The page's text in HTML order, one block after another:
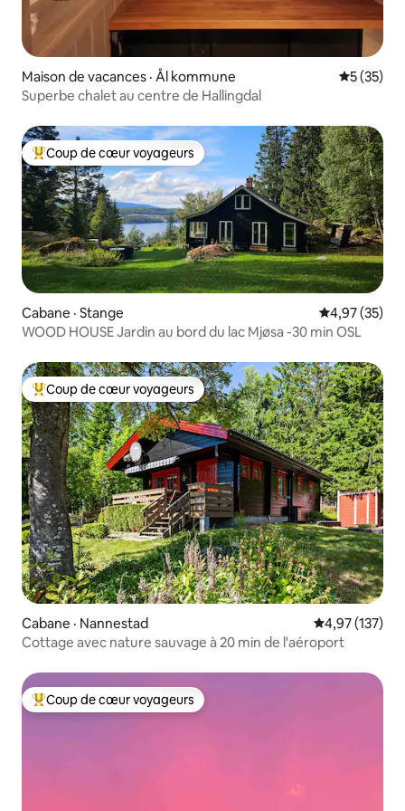
Maison de vacances · Ål kommune Note
5 (35)
Superbe chalet au centre de Hallingdal
Coup de cœur voyageurs parmi les plus aimés
Coup de cœur voyageurs
Cabane · Stange Note
4,97 (35)
WOOD HOUSE Jardin au bord du lac Mjøsa -30 min OSL
Coup de cœur voyageurs parmi les plus aimés
Coup de cœur voyageurs
Cabane · Nannestad Note
4,97 (137)
Cottage avec nature sauvage à 20 min de l'aéroport
Coup de cœur voyageurs parmi les plus aimés
Coup de cœur voyageurs